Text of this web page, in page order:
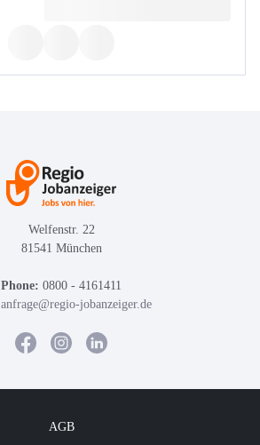
Welfenstr. 22
81541 München
Phone: 0800 - 4161411
anfrage@regio-jobanzeiger.de
AGB